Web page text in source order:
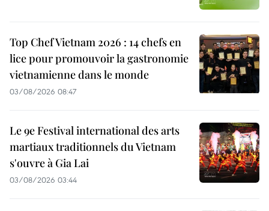
Top Chef Vietnam 2026 : 14 chefs en
lice pour promouvoir la gastronomie
vietnamienne dans le monde
03/08/2026 08:47
Le 9e Festival international des arts
martiaux traditionnels du Vietnam
s'ouvre à Gia Lai
03/08/2026 03:44